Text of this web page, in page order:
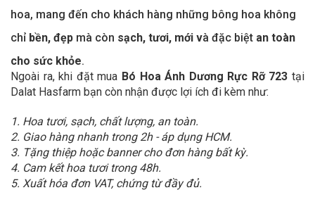
hoa, mang đến cho khách hàng những bông hoa không
chỉ bền, đẹp mà còn sạch, tươi, mới và đặc biệt an toàn
cho sức khỏe.
Ngoài ra, khi đặt mua Bó Hoa Ánh Dương Rực Rỡ 723tại
Dalat Hasfarm bạn còn nhận được lợi ích đi kèm như:
1. Hoa tươi, sạch, chất lượng, an toàn.
2. Giao hàng nhanh trong 2h - áp dụng HCM.
3. Tặng thiệp hoặc banner cho đơn hàng bất kỳ.
4. Cam kết hoa tươi trong 48h.
5. Xuất hóa đơn VAT, chứng từ đầy đủ.